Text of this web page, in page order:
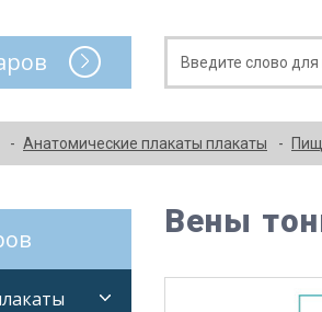
Анатомические плакаты плакаты
Вены